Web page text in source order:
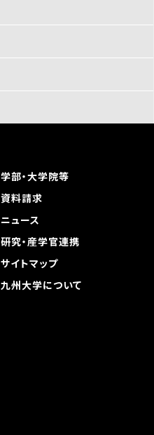
学部・大学院等
資料請求
ニュース
研究・産学官連携
サイトマップ
九州大学について